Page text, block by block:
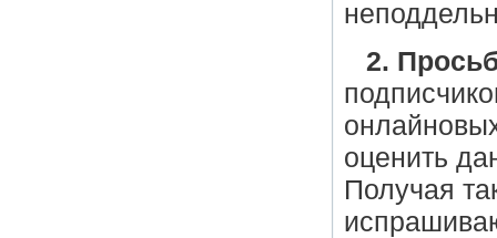
2.
оценить
Получая